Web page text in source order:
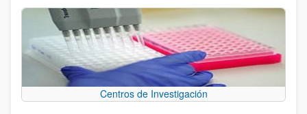
Centros de Investigación